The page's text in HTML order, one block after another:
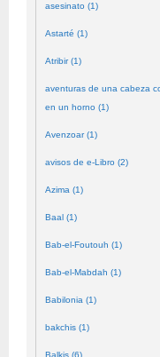
asesinato (1)
Astarté (1)
Atribir (1)
aventuras de una cabeza
en un horno (1)
Avenzoar (1)
avisos de e-Libro (2)
Azima (1)
Baal (1)
Bab-el-Foutouh (1)
Bab-el-Mabdah (1)
Babilonia (1)
bakchis (1)
Balkis (6)